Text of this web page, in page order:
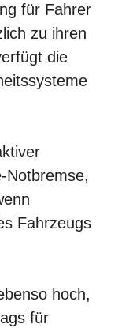
für Fahrer
zu ihren
die
Notbremse,
Fahrzeugs
hoch,
für